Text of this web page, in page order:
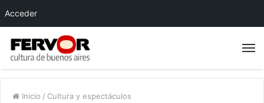
Inicio / Cultura y espectáculos
Acceder